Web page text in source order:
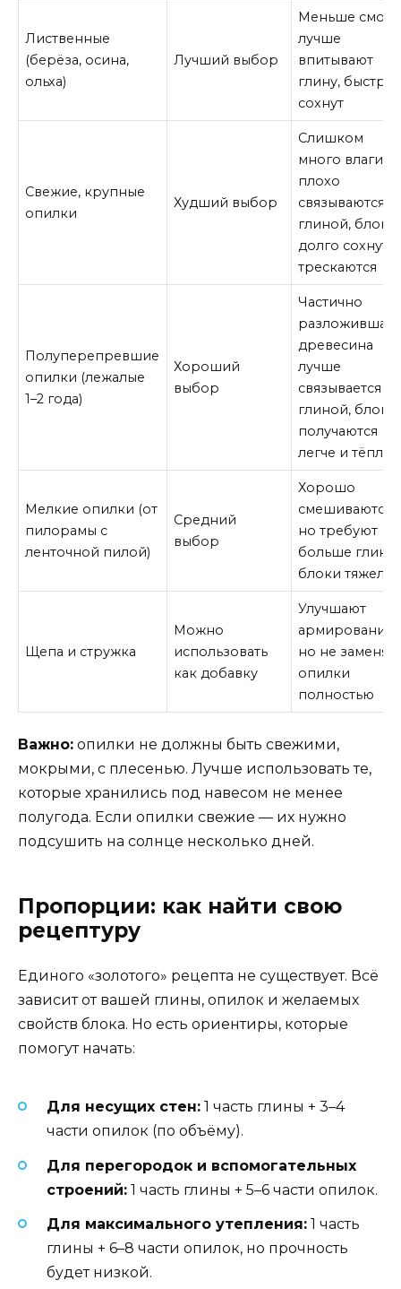
Лиственные
(берёза, осина,
ольха)
Лучший выбор
Меньше смол,
лучше
впитывают
глину,
сохнут
Свежие, крупные
опилки
Худший выбор
Слишком
много влаги,
плохо
связываются с
глиной, блоки
долго сохнут и
трескаются
Полуперепревшие
опилки (лежалые
1–2 года)
Хороший
выбор
Частично
древесина
лучше
связывается с
глиной, блоки
получаются
легче и тёплей
Мелкие опилки (от
пилорамы с
ленточной пилой)
Средний
выбор
Хорошо
смешиваются,
но требуют
больше глины,
блоки тяжелее
Щепа и стружка
Можно
использовать
как добавку
Улучшают
армирование,
но не
опилки
полностью
Важно: опилки не должны быть свежими,
мокрыми, с плесенью. Лучше использовать те,
которые хранились под навесом не менее
полугода. Если опилки свежие — их нужно
подсушить на солнце несколько дней.
Пропорции: как найти свою
рецептуру
Единого «золотого» рецепта не существует. Всё
зависит от вашей глины, опилок и желаемых
свойств блока. Но есть ориентиры, которые
помогут начать:
Для несущих стен: 1 часть глины + 3–4
части опилок (по объёму).
Для перегородок и вспомогательных
строений: 1 часть глины + 5–6 части опилок.
Для максимального утепления: 1 часть
глины + 6–8 части опилок, но прочность
будет низкой.